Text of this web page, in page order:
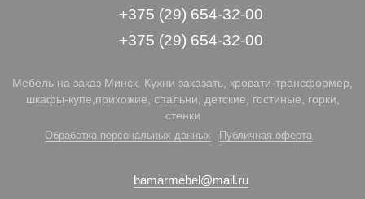
+375 (29) 654-32-00
+375 (29) 654-32-00
Мебель на заказ Минск. Кухни заказать, кровати-трансформер,
шкафы-купе,прихожие, спальни, детские, гостиные, горки,
стенки
Обработка персональных данных Публичная оферта
bamarmebel@mail.ru